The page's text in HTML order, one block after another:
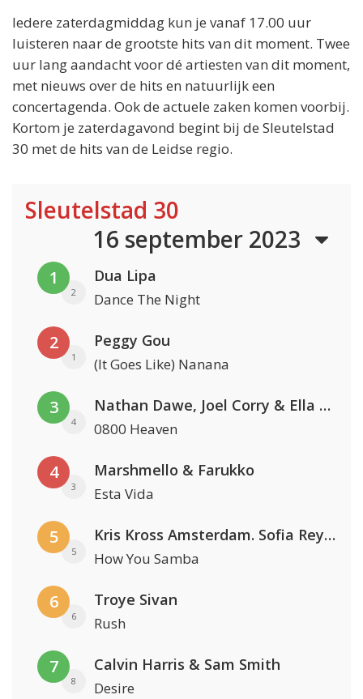
Iedere zaterdagmiddag kun je vanaf 17.00 uur
luisteren naar de grootste hits van dit moment. Twee
uur lang aandacht voor dé artiesten van dit moment,
met nieuws over de hits en natuurlijk een
concertagenda. Ook de actuele zaken komen voorbij.
Kortom je zaterdagavond begint bij de Sleutelstad
30 met de hits van de Leidse regio.
Sleutelstad 30
16 september 2023
1
2
Dua Lipa
Dance The Night
2
1
Peggy Gou
(It Goes Like) Nanana
3
4
Nathan Dawe, Joel Corry & Ella Henderson
0800 Heaven
4
3
Marshmello & Farukko
Esta Vida
5
5
Kris Kross Amsterdam. Sofia Reyes & Tinie Tempah
How You Samba
6
6
Troye Sivan
Rush
7
8
Calvin Harris & Sam Smith
Desire